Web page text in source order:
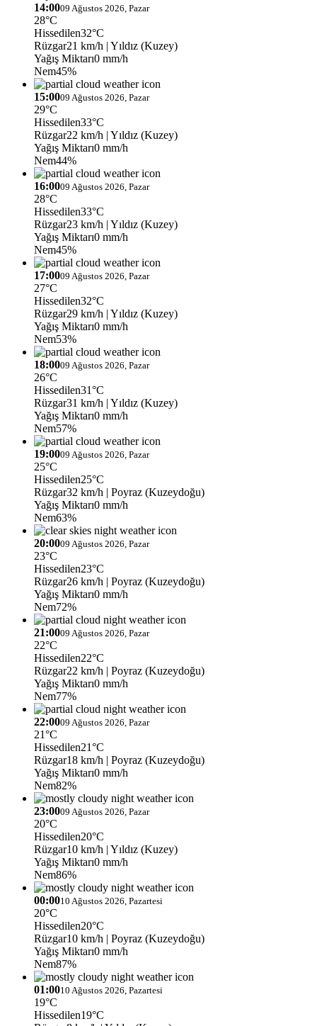
14:0009 Ağustos 2026, Pazar
28°C
Hissedilen32°C
Rüzgar21 km/h | Yıldız (Kuzey)
Yağış Miktarı0 mm/h
Nem45%
15:0009 Ağustos 2026, Pazar
29°C
Hissedilen33°C
Rüzgar22 km/h | Yıldız (Kuzey)
Yağış Miktarı0 mm/h
Nem44%
16:0009 Ağustos 2026, Pazar
28°C
Hissedilen33°C
Rüzgar23 km/h | Yıldız (Kuzey)
Yağış Miktarı0 mm/h
Nem45%
17:0009 Ağustos 2026, Pazar
27°C
Hissedilen32°C
Rüzgar29 km/h | Yıldız (Kuzey)
Yağış Miktarı0 mm/h
Nem53%
18:0009 Ağustos 2026, Pazar
26°C
Hissedilen31°C
Rüzgar31 km/h | Yıldız (Kuzey)
Yağış Miktarı0 mm/h
Nem57%
19:0009 Ağustos 2026, Pazar
25°C
Hissedilen25°C
Rüzgar32 km/h | Poyraz (Kuzeydoğu)
Yağış Miktarı0 mm/h
Nem63%
20:0009 Ağustos 2026, Pazar
23°C
Hissedilen23°C
Rüzgar26 km/h | Poyraz (Kuzeydoğu)
Yağış Miktarı0 mm/h
Nem72%
21:0009 Ağustos 2026, Pazar
22°C
Hissedilen22°C
Rüzgar22 km/h | Poyraz (Kuzeydoğu)
Yağış Miktarı0 mm/h
Nem77%
22:0009 Ağustos 2026, Pazar
21°C
Hissedilen21°C
Rüzgar18 km/h | Poyraz (Kuzeydoğu)
Yağış Miktarı0 mm/h
Nem82%
23:0009 Ağustos 2026, Pazar
20°C
Hissedilen20°C
Rüzgar10 km/h | Yıldız (Kuzey)
Yağış Miktarı0 mm/h
Nem86%
00:0010 Ağustos 2026, Pazartesi
20°C
Hissedilen20°C
Rüzgar10 km/h | Poyraz (Kuzeydoğu)
Yağış Miktarı0 mm/h
Nem87%
01:0010 Ağustos 2026, Pazartesi
19°C
Hissedilen19°C